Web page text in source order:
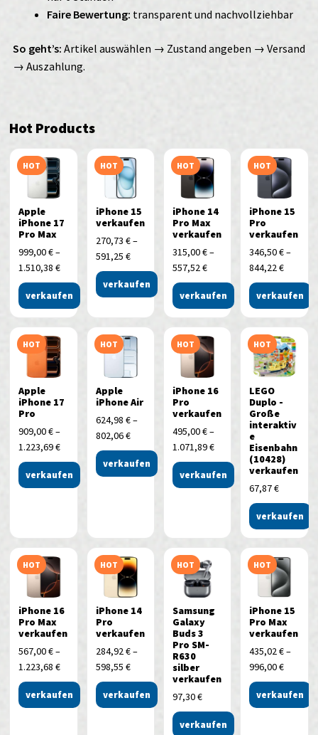
Faire Bewertung: transparent und nachvollziehbar
So geht’s: Artikel auswählen → Zustand angeben → Versand
→ Auszahlung.
Hot Products
HOT
Apple
iPhone 17
Pro Max
999,00€–
1.510,38€
verkaufen
HOT
iPhone 15
verkaufen
270,73 €–
591,25 €
verkaufen
HOT
iPhone 14
Pro Max
verkaufen
315,00€–
557,52€
verkaufen
HOT
iPhone 15
Pro
verkaufen
346,50€–
844,22€
verkaufen
HOT
Apple
iPhone 17
Pro
909,00€–
1.223,69€
verkaufen
HOT
Apple
iPhone Air
624,98 €–
802,06€
verkaufen
HOT
iPhone 16
Pro
verkaufen
495,00€–
1.071,89€
verkaufen
HOT
LEGO
Duplo -
Große
interaktiv
e
Eisenbahn
(10428)
verkaufen
67,87€
verkaufen
HOT
iPhone 16
Pro Max
verkaufen
567,00€–
1.223,68€
verkaufen
HOT
iPhone 14
Pro
verkaufen
284,92€–
598,55 €
verkaufen
HOT
Samsung
Galaxy
Buds 3
Pro SM-
R630
silber
verkaufen
97,30€
verkaufen
HOT
iPhone 15
Pro Max
verkaufen
435,02€–
996,00€
verkaufen